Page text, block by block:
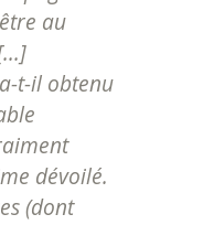
au
t-il obtenu
dévoilé.
(dont